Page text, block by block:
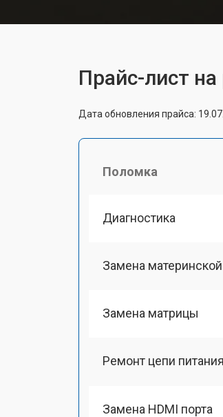
Прайс-лист
Дата обновления прайса:
Поломка
Диагностика
Замена
Замена матрицы
Ремонт цепи питания
Замена HDMI порта